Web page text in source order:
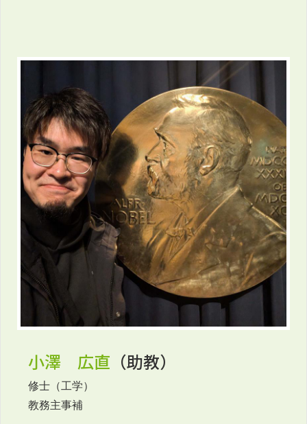
小澤 広直 （助教）
修士（工学）
教務主事補